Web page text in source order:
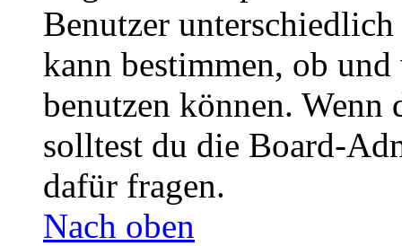
Benutzer
kann bestimmen, ob
benutzen können. Wenn
solltest du die Board-
dafür fragen.
Nach oben